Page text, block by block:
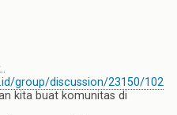
group/discussion/23150/102
kita buat komunitas di